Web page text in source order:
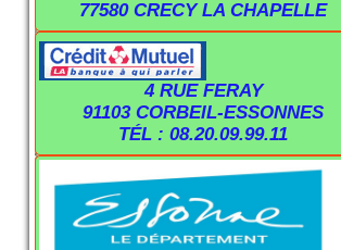
77580 CRECY LA CHAPELLE
4 RUE FERAY
91103 CORBEIL-ESSONNES
TÉL : 08.20.09.99.11